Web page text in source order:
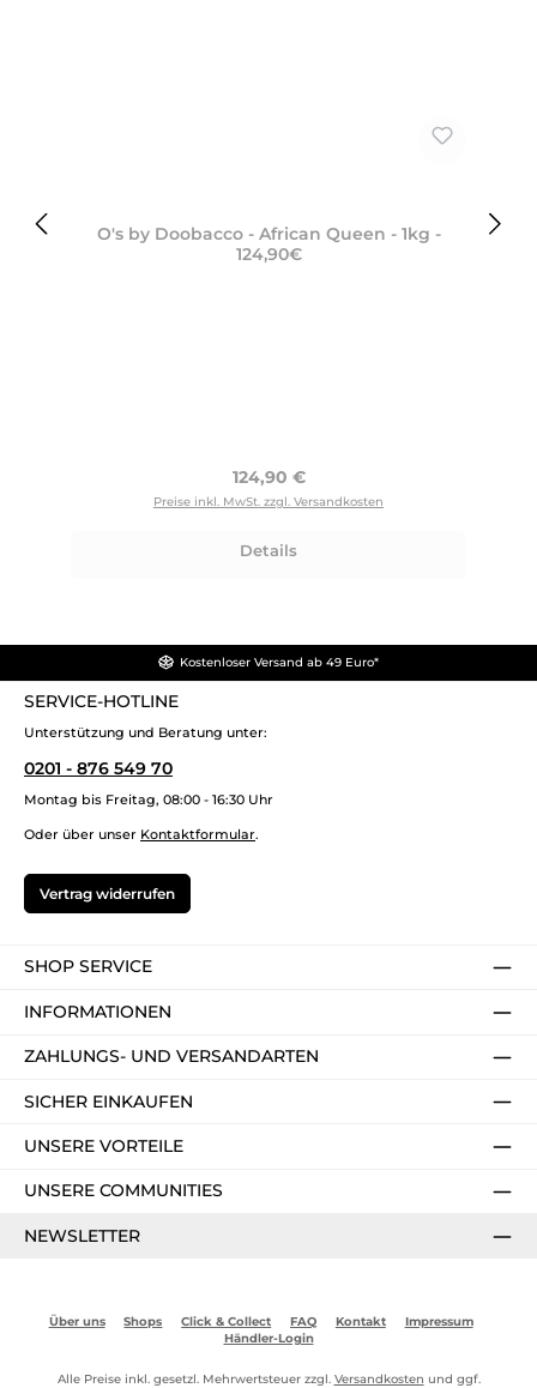
O's by Doobacco - African Queen - 1kg -
124,90€
Regulärer Preis:
124,90 €
Preise inkl. MwSt. zzgl. Versandkosten
Details
Kostenloser Versand ab 49 Euro*
SERVICE-HOTLINE
Unterstützung und Beratung unter:
0201 - 876 549 70
Montag bis Freitag, 08:00 - 16:30 Uhr
Oder über unser Kontaktformular.
Vertrag widerrufen
SHOP SERVICE
INFORMATIONEN
ZAHLUNGS- UND VERSANDARTEN
SICHER EINKAUFEN
UNSERE VORTEILE
UNSERE COMMUNITIES
NEWSLETTER
Über uns Shops Click & Collect FAQ Kontakt
Impressum
Händler-Login
Alle Preise inkl. gesetzl. Mehrwertsteuer zzgl. Versandkosten und ggf.